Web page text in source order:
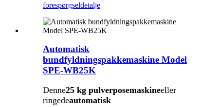
forespørgseldetalje
Automatisk
bundfyldningspakkemaskine Model
SPE-WB25K
Denne25 kg pulverposemaskineeller
ringedeautomatisk